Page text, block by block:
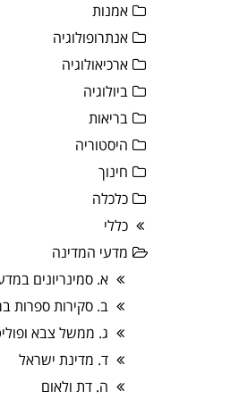
אמנות
אנתרופולוגיה
ארכיאולוגיה
ביולוגיה
בריאות
היסטוריה
חינוך
כלכלה
כללי
מדעי המדינה
א. סמינריונים
ב. סקירות ספרות
ג. ממשל צבא
ד. מדינת ישראל
ה. דת ולאום